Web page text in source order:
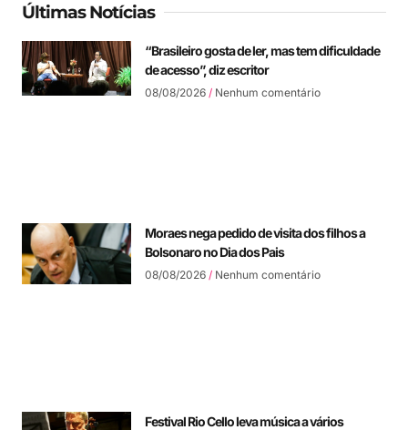
Últimas Notícias
“Brasileiro gosta de ler, mas tem dificuldade
de acesso”, diz escritor
08/08/2026 Nenhum comentário
Moraes nega pedido de visita dos filhos a
Bolsonaro no Dia dos Pais
08/08/2026 Nenhum comentário
Festival Rio Cello leva música a vários